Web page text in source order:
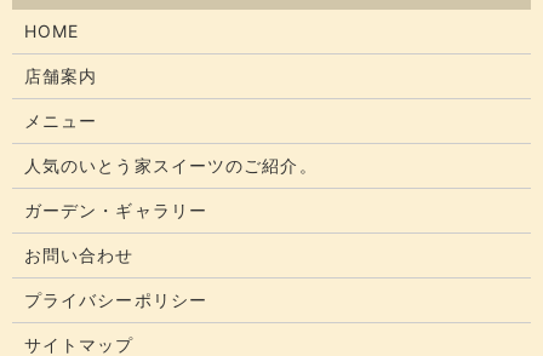
HOME
店舗案内
メニュー
人気のいとう家スイーツのご紹介。
ガーデン・ギャラリー
お問い合わせ
プライバシーポリシー
サイトマップ